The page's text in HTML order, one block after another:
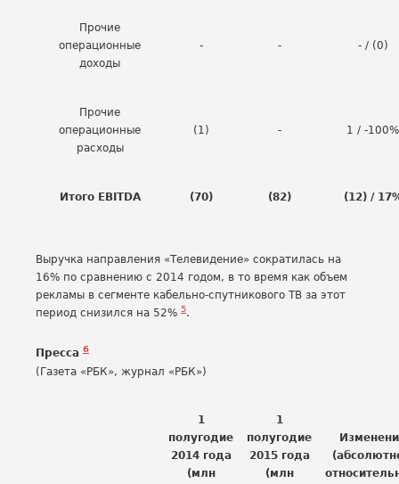
Прочие
операционные
доходы
- - - / (0)
Прочие
операционные
расходы
(1) - 1 / -100%
Итого EBITDA (70) (82) (12) /
Выручка направления «Телевидение» сократилась на
16% по сравнению с 2014 годом, в то время как объем
рекламы в сегменте кабельно-спутникового ТВ за этот
период снизился на 52% 5.
Пресса 6
(Газета «РБК», журнал «РБК»)
1
полугодие
2014 года
(млн
1
полугодие
2015 года
(млн